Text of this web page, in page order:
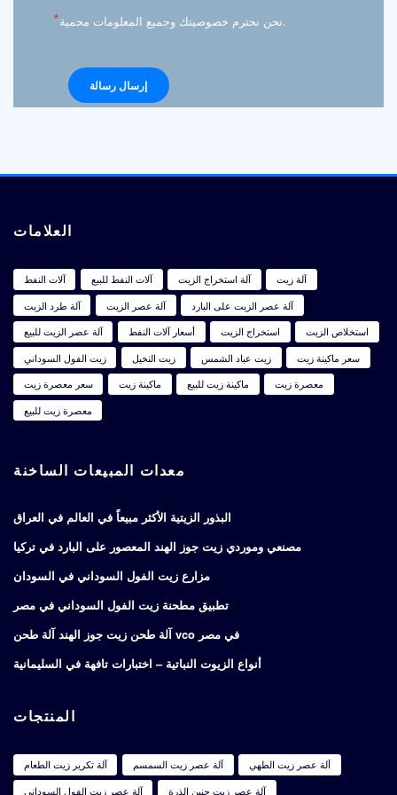
* نحن نحترم خصوصيتك وجميع المعلومات محمية.
العلامات
آلات النفط آلات النفط للبيع آلة استخراج الزيت
آلة زيت
آلة طرد الزيت
آلة عصر الزيت
آلة عصر الزيت على البارد
آلة عصر الزيت للبيع
أسعار آلات النفط استخراج الزيت
استخلاص الزيت
زيت الفول السوداني
زيت النخيل زيت عباد الشمس
سعر ماكينة زيت
سعر معصرة زيت
ماكينة زيت ماكينة زيت للبيع
معصرة زيت
معصرة زيت للبيع
معدات المبيعات الساخنة
البذور الزيتية الأكثر مبيعاً في العالم في العراق
مصنعي وموردي زيت جوز الهند المعصور على البارد في تركيا
مزارع زيت الفول السوداني في السودان
تطبيق مطحنة زيت الفول السوداني في مصر
آلة طحن زيت جوز الهند آلة طحن vco في مصر
أنواع الزيوت النباتية – اختبارات تافهة في السليمانية
المنتجات
آلة تكرير زيت الطعام آلة عصر زيت السمسم
آلة عصر زيت الطهي
آلة عصر زيت الفول السوداني
آلة عصر زيت جنين الذرة